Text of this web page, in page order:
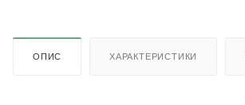
ОПИС ХАРАКТЕРИСТИКИ